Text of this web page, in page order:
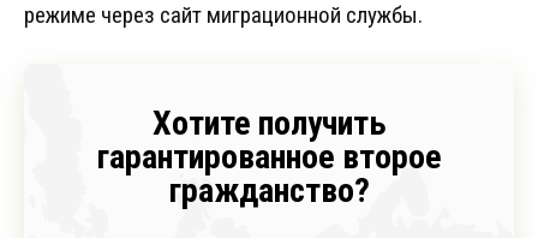
режиме через сайт миграционной службы.
Хотите получить
гарантированное второе
гражданство?